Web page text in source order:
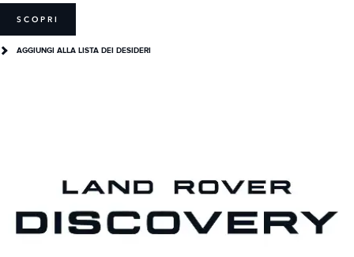
SCOPRI
AGGIUNGI ALLA LISTA DEI DESIDERI